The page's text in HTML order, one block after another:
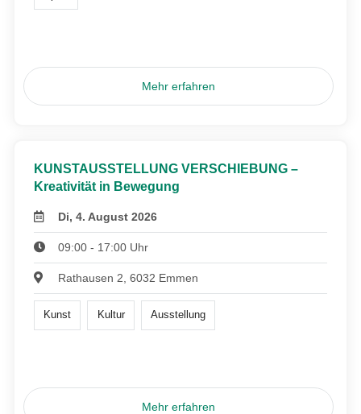
Mehr erfahren
KUNSTAUSSTELLUNG VERSCHIEBUNG –
Kreativität in Bewegung
Di, 4. August 2026
09:00 - 17:00 Uhr
Rathausen 2, 6032 Emmen
Kunst Kultur Ausstellung
Mehr erfahren